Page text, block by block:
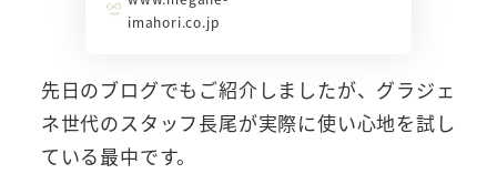
imahori.co.jp
先日のブログでもご紹介しましたが、グラジェ
ネ世代のスタッフ長尾が実際に使い心地を試し
ている最中です。